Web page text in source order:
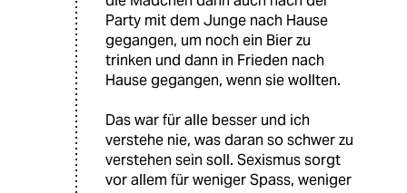
Party mit dem Junge nach Hause
gegangen, um noch ein Bier zu
trinken und dann in Frieden nach
Hause gegangen, wenn sie wollten.
Das war für alle besser und ich
verstehe nie, was daran so schwer zu
verstehen sein soll. Sexismus sorgt
vor allem für weniger Spass, weniger